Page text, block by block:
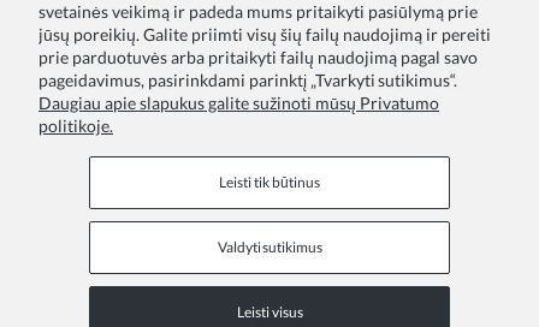
svetainės veikimą ir padeda mums pritaikyti pasiūlymą prie
jūsų poreikių. Galite priimti visų šių failų naudojimą ir pereiti
prie parduotuvės arba pritaikyti failų naudojimą pagal savo
pageidavimus, pasirinkdami parinktį „Tvarkyti sutikimus“.
Daugiau apie slapukus galite sužinoti mūsų Privatumo
politikoje.
Leisti tik būtinus
Valdyti sutikimus
Leisti visus